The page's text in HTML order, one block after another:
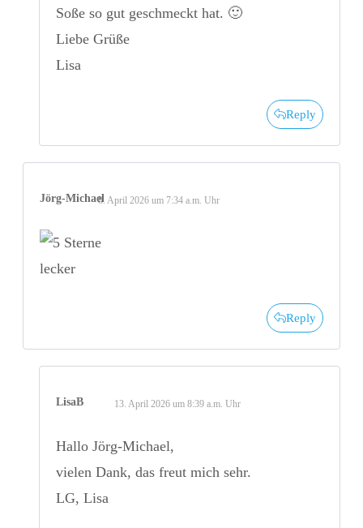
Soße so gut geschmeckt hat. 🙂
Liebe Grüße
Lisa
Reply
Jörg-Michael8. April 2026 um 7:34 a.m. Uhr
lecker
Reply
LisaB 13. April 2026 um 8:39 a.m. Uhr
Hallo Jörg-Michael,
vielen Dank, das freut mich sehr.
LG, Lisa